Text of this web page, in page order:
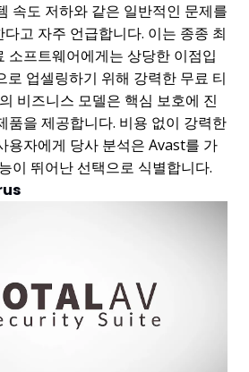
속도 저하와 같은 일반적인 문제를
고 자주 언급합니다. 이는 종종 최
소프트웨어에게는 상당한 이점입
로 업셀링하기 위해 강력한 무료 티
비즈니스 모델은 핵심 보호에 진
품을 제공합니다. 비용 없이 강력한
용자에게 당사 분석은 Avast를 가
이 뛰어난 선택으로 식별합니다.